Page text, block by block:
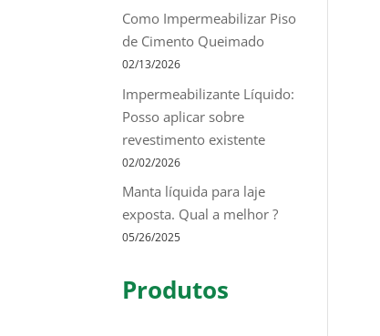
Como Impermeabilizar Piso
de Cimento Queimado
02/13/2026
Impermeabilizante Líquido:
Posso aplicar sobre
revestimento existente
02/02/2026
Manta líquida para laje
exposta. Qual a melhor ?
05/26/2025
Produtos